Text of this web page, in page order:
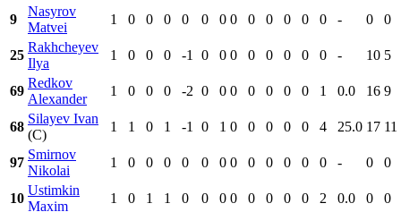
9
Nasyrov
Matvei
1 0 0 0 0 0 0 0 0 0 0 0 0 - 0 0
25
Rakhcheyev
Ilya
1 0 0 0 -1 0 0 0 0 0 0 0 0 - 10 5
69
Redkov
Alexander
1 0 0 0 -2 0 0 0 0 0 0 0 1 0.0 16 9
68
Silayev Ivan
(C)
1 1 0 1 -1 0 1 0 0 0 0 0 4 25.0 17 11
97
Smirnov
Nikolai
1 0 0 0 0 0 0 0 0 0 0 0 0 - 0 0
10
Ustimkin
Maxim
1 0 1 1 0 0 0 0 0 0 0 0 2 0.0 0 0